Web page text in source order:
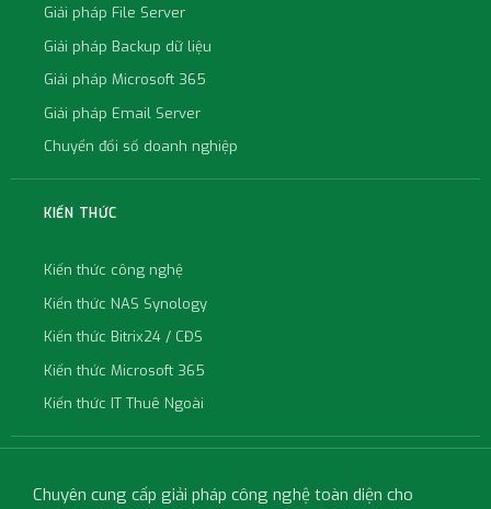
Giải pháp File Server
Giải pháp Backup dữ liệu
Giải pháp Microsoft 365
Giải pháp Email Server
Chuyển đổi số doanh nghiệp
KIẾN THỨC
Kiến thức công nghệ
Kiến thức NAS Synology
Kiến thức Bitrix24 / CĐS
Kiến thức Microsoft 365
Kiến thức IT Thuê Ngoài
Chuyên cung cấp giải pháp công nghệ toàn diện cho